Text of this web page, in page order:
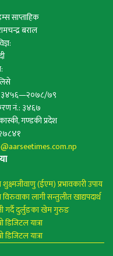
साप्ताहिक
बराल
नं: ३४५६—२०७८/७९
नं.: ३४६७
गण्डकी प्रदेश
(ईएम) प्रभावकारी उपाय
लागी सन्तुलीत खाद्यपदार्थ
गर्दै दुर्लुङका खेम गुरुङ
डिजिटल यात्रा
डिजिटल यात्रा